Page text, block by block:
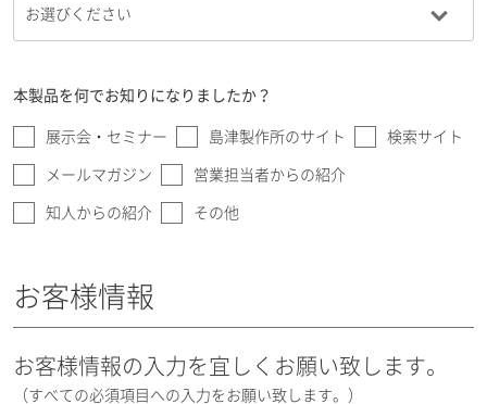
本製品を何でお知りになりましたか？
展示会・セミナー 島津製作所のサイト 検索サイト
メールマガジン 営業担当者からの紹介
知人からの紹介 その他
お客様情報
お客様情報の入力を宜しくお願い致します。
（すべての必須項目への入力をお願い致します。）